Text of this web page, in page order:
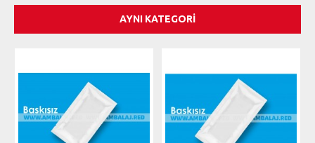
AYNI KATEGORI